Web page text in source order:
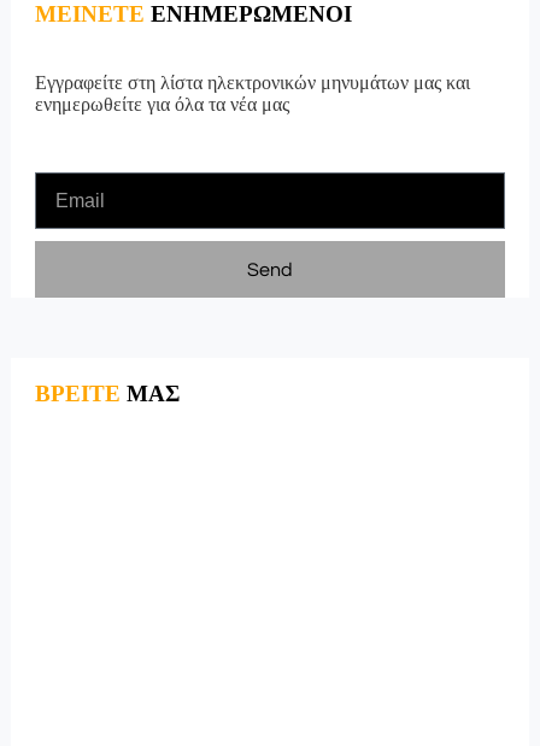
ΜΕΙΝΕΤΕ ΕΝΗΜΕΡΩΜΕΝΟΙ
Εγγραφείτε στη λίστα ηλεκτρονικών μηνυμάτων μας και
ενημερωθείτε για όλα τα νέα μας
Send
ΒΡΕΙΤΕ ΜΑΣ